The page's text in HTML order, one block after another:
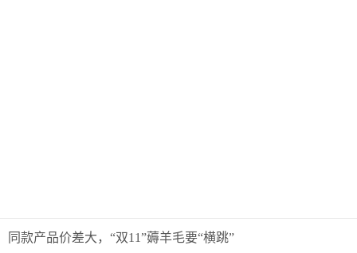
同款产品价差大，“双11”薅羊毛要“横跳”